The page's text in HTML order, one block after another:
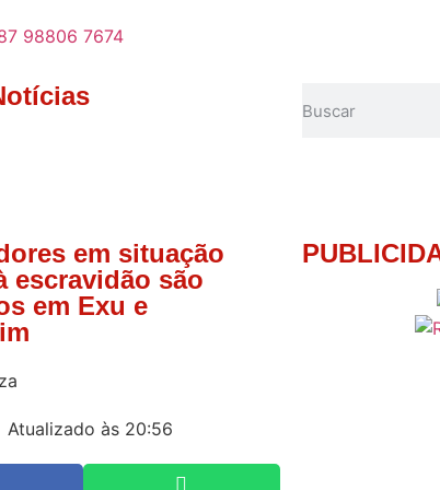
98806 7674
em situação
escravidão são
em Exu e
Atualizado às 20:56